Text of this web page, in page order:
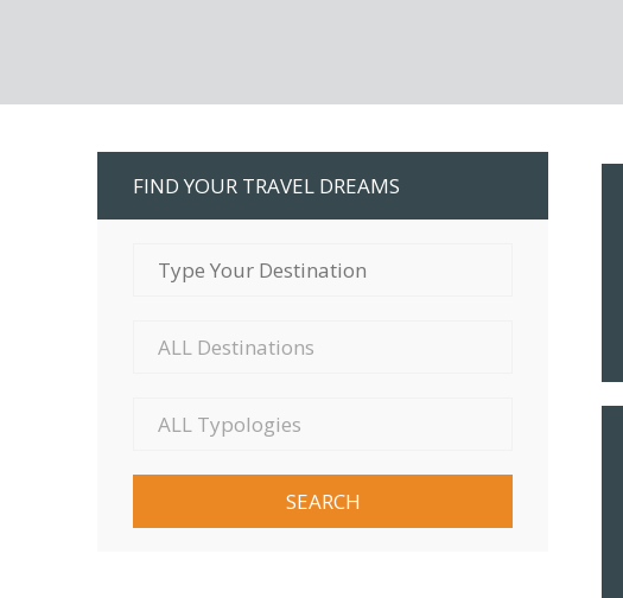
FIND YOUR TRAVEL DREAMS